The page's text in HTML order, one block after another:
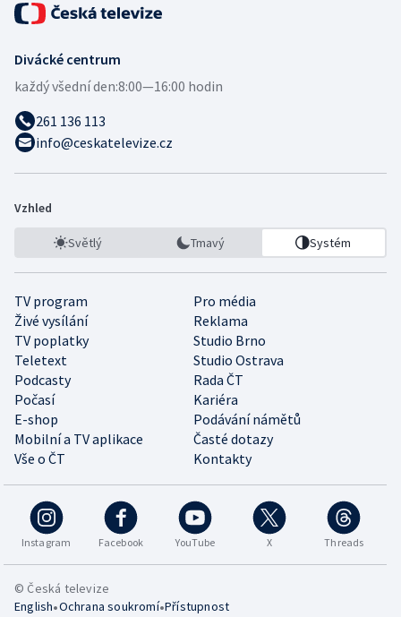
Divácké centrum
každý všední den:8:00—16:00 hodin
261 136 113
info@ceskatelevize.cz
Vzhled
Světlý Tmavý Systém
TV program
Pro média
Živé vysílání
Reklama
TV poplatky
Studio Brno
Teletext
Studio Ostrava
Podcasty
Rada ČT
Počasí
Kariéra
E-shop
Podávání námětů
Mobilní a TV aplikace
Časté dotazy
Vše o ČT
Kontakty
Instagram Facebook YouTube X Threads
© Česká televize
English•Ochrana soukromí•Přístupnost